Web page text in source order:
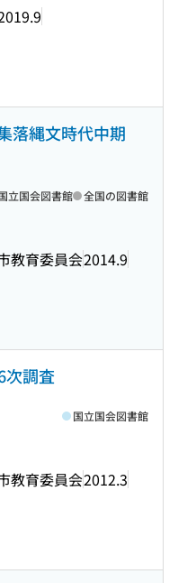
落縄文時代中期
教育委員会2014.9
立国会図書館 全国の図書館
次調査
教育委員会2012.3
国立国会図書館